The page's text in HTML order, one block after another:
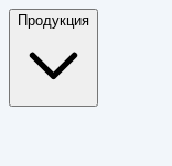
Продукция